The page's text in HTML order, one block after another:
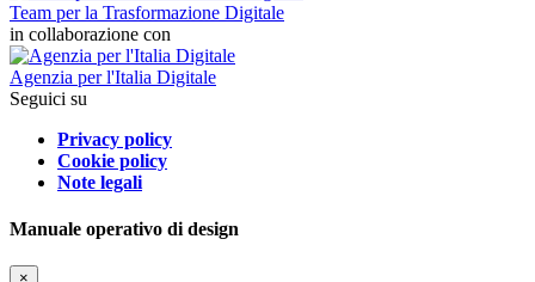
Team per la Trasformazione Digitale
in collaborazione con
Agenzia per l'Italia Digitale
Seguici su
Privacy policy
Cookie policy
Note legali
Manuale operativo di design
×